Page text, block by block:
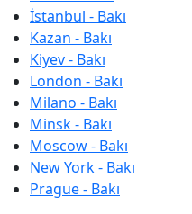
İstanbul - Bakı
Kazan - Bakı
Kiyev - Bakı
London - Bakı
Milano - Bakı
Minsk - Bakı
Moscow - Bakı
New York - Bakı
Prague - Bakı